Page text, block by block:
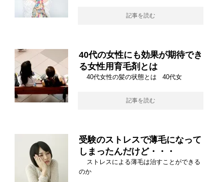
記事を読む
40代の女性にも効果が期待でき
る女性用育毛剤とは
40代女性の髪の状態とは 40代女
記事を読む
受験のストレスで薄毛になって
しまったんだけど・・・
ストレスによる薄毛は治すことができる
のか